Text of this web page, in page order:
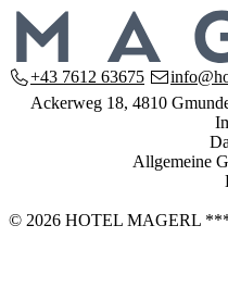
Salzkammergut
Wandern & Natur
Familienurlaub
Kontakt
HOTEL
+43 7612 63675
Ackerweg 18, 4810
Allgemeine
© 2026 HOTEL MAGERL